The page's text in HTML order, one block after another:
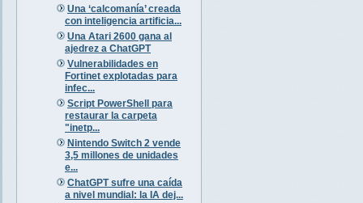
Una ‘calcomanía’ creada
con inteligencia artificia...
Una Atari 2600 gana al
ajedrez a ChatGPT
Vulnerabilidades en
Fortinet explotadas para
infec...
Script PowerShell para
restaurar la carpeta
"inetp...
Nintendo Switch 2 vende
3,5 millones de unidades
e...
ChatGPT sufre una caída
a nivel mundial: la IA dej...